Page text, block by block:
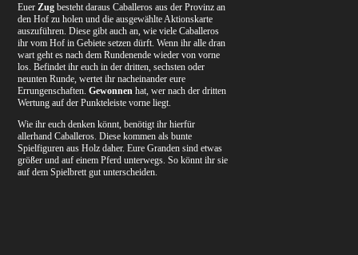
EuerZug besteht daraus Caballeros aus der Provinz an
den Hof zu holen und die ausgewählte Aktionskarte
auszuführen. Diese gibt auch an, wie viele Caballeros
ihr vom Hof in Gebiete setzen dürft. Wenn ihr alle dran
wart geht es nach dem Rundenende wieder von vorne
los. Befindet ihr euch in der dritten, sechsten oder
neunten Runde, wertet ihr nacheinander eure
Errungenschaften.Gewonnen hat, wer nach der dritten
Wertung auf der Punkteleiste vorne liegt.
Wie ihr euch denken könnt, benötigt ihr hierfür
allerhand Caballeros. Diese kommen als bunte
Spielfiguren aus Holz daher. Eure Granden sind etwas
größer und auf einem Pferd unterwegs. So könnt ihr sie
auf dem Spielbrett gut unterscheiden.